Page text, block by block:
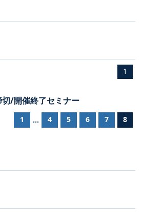
1
切/開催終了セミナー
1 ... 4 5 6 7 8